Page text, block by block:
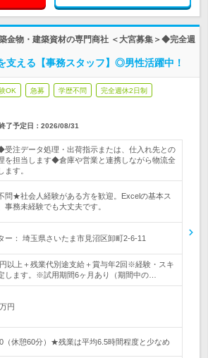
金物・建築資材の専門商社 ＜大宮募集＞◆完全週
支える【事務スタッフ】◎男性活躍中！
OK 急募 学歴不問 完全週休2日制
了予定日： 2026/08/31
受注データ処理・出荷指示または、仕入れ先との
を担当します◆倉庫や営業と連携しながら物流全
ます。
問★社会人経験がある方を歓迎。Excelの基本ス
事務未経験でも大丈夫です。
ー： 埼玉県さいたま市見沼区卸町2-6-11
以上＋残業代別途支給＋賞与年2回※経験・スキ
します。※試用期間6ヶ月あり（期間中の…
円
（休憩60分）★残業は平均6.5時間程度と少なめ